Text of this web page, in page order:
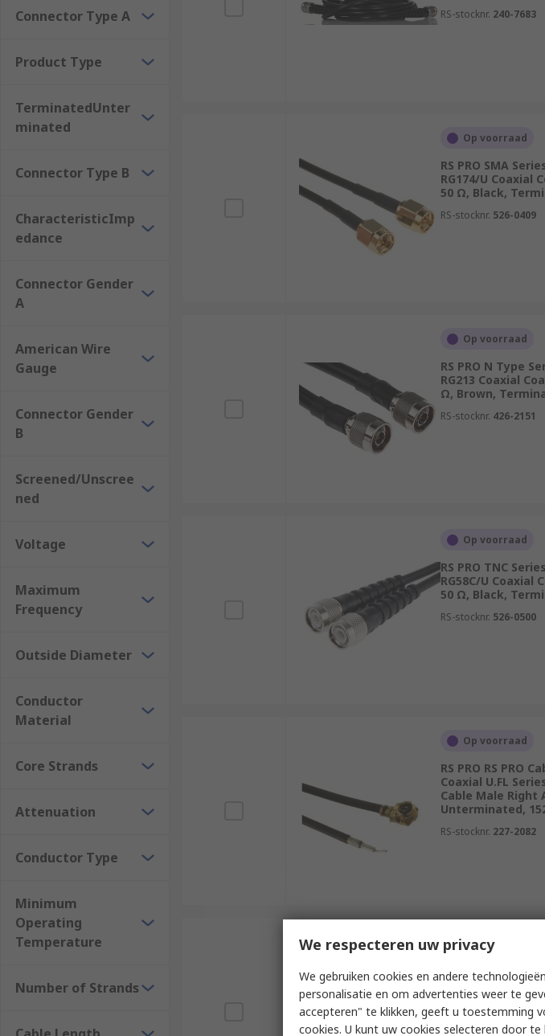
Connector Type A
Product Type
TerminatedUnter
minated
Connector Type B
CharacteristicImp
edance
Connector Gender
A
American Wire
Gauge
Connector Gender
B
Screened/Unscree
ned
Voltage
Maximum
Frequency
Outside Diameter
Conductor
Material
Core Strands
Attenuation
Conductor Type
Minimum
Operating
Temperature
Number of Strands
RS-stocknr. 240-7683
Op voorraad
RS PRO SMA
RG174/U Coaxial
50 Ω, Black,
RS-stocknr. 526-0409
Op voorraad
RS PRO N Type
RG213 Coaxial
Ω, Brown,
RS-stocknr. 426-2151
Op voorraad
RS PRO TNC
RG58C/U Coaxial
50 Ω, Black,
RS-stocknr. 526-0500
Op voorraad
RS PRO RS PRO
Coaxial U.FL
Cable Male Right
Unterminated,
RS-stocknr. 227-2082
Op voorraad
RS PRO BNC
Coaxial Coaxial
Black,
RS-stocknr.283-4803
We respecteren uw privacy
We gebruiken cookies en andere
personalisatie en om advertenties weer te
accepteren" te klikken, geeft u toestemming
cookies. U kunt uw cookies selecteren door